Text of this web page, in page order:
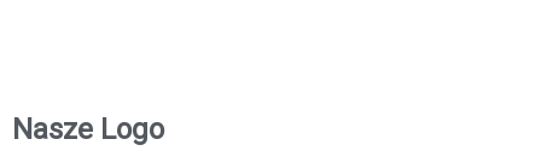
Nasze Logo